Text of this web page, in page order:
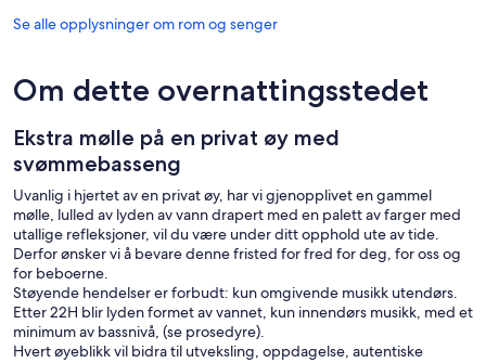
Se alle opplysninger om rom og senger
Om dette overnattingsstedet
Ekstra mølle på en privat øy med
svømmebasseng
Uvanlig i hjertet av en privat øy, har vi gjenopplivet en gammel
mølle, lulled av lyden av vann drapert med en palett av farger med
utallige refleksjoner, vil du være under ditt opphold ute av tide.
Derfor ønsker vi å bevare denne fristed for fred for deg, for oss og
for beboerne.
Støyende hendelser er forbudt: kun omgivende musikk utendørs.
Etter 22H blir lyden formet av vannet, kun innendørs musikk, med et
minimum av bassnivå, (se prosedyre).
Hvert øyeblikk vil bidra til utveksling, oppdagelse, autentiske